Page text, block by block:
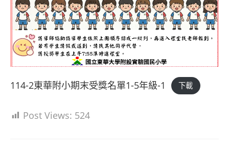
114-2東華附小期末受獎名單1-5年級-1 下載
Post Views: 524